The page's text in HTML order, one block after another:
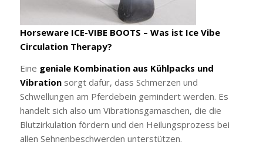
Horseware ICE-VIBE BOOTS – Was ist Ice Vibe
Circulation Therapy?
Eine geniale Kombination aus Kühlpacks und
Vibrationsorgt dafür, dass Schmerzen und
Schwellungen am Pferdebein gemindert werden. Es
handelt sich also um Vibrationsgamaschen, die die
Blutzirkulation fördern und den Heilungsprozess bei
allen Sehnenbeschwerden unterstützen.